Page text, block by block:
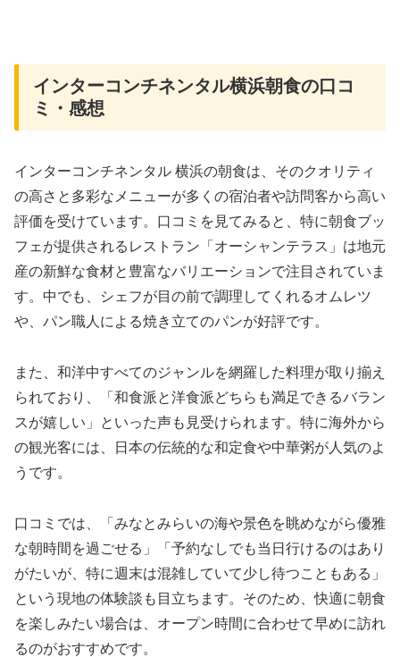
インターコンチネンタル横浜朝食の口コ
ミ・感想
インターコンチネンタル 横浜の朝食は、そのクオリティ
の高さと多彩なメニューが多くの宿泊者や訪問客から高い
評価を受けています。口コミを見てみると、特に朝食ブッ
フェが提供されるレストラン「オーシャンテラス」は地元
産の新鮮な食材と豊富なバリエーションで注目されていま
す。中でも、シェフが目の前で調理してくれるオムレツ
や、パン職人による焼き立てのパンが好評です。
また、和洋中すべてのジャンルを網羅した料理が取り揃え
られており、「和食派と洋食派どちらも満足できるバラン
スが嬉しい」といった声も見受けられます。特に海外から
の観光客には、日本の伝統的な和定食や中華粥が人気のよ
うです。
口コミでは、「みなとみらいの海や景色を眺めながら優雅
な朝時間を過ごせる」「予約なしでも当日行けるのはあり
がたいが、特に週末は混雑していて少し待つこともある」
という現地の体験談も目立ちます。そのため、快適に朝食
を楽しみたい場合は、オープン時間に合わせて早めに訪れ
るのがおすすめです。